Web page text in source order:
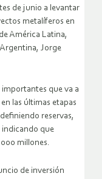
de junio a levantar
metalíferos en
América Latina,
Jorge
que va a
las últimas etapas
reservas,
que
millones.
de inversión